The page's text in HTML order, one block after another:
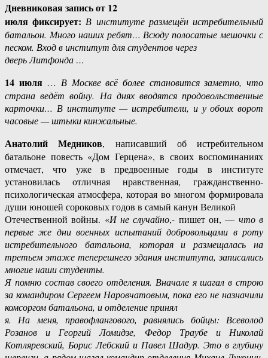
Дневниковая запись от 12
июля фиксирует: В институте размещён истребительный
батальон. Много наших ребят… Всюду полосатые мешочки с
песком. Вход в институт для студентов через
дверь Литфонда …
14 июля… В Москве всё более становится заметно, что
страна ведёт войну. На днях вводятся продовольственные
карточки… В институте — истребители, и у обоих ворот
часовые — штыки кинжальные.
Анатолий Медников, написавший об истребительном
батальоне повесть «Дом Герцена», в своих воспоминаниях
отмечает, что уже в предвоенные годы в институте
установилась отличная нравственная, гражданственно-
психологическая атмосфера, которая во многом формировала
души юношей сороковых годов в самый канун Великой
Отечественной войны. «И не случайно,- пишет он, — что в
первые же дни военных испытаний добровольцами в роту
истребительного батальона, которая и размещалась на
третьем этаже теперешнего здания института, записались
многие наши студенты.
Я помню состав своего отделения. Вначале я шагал в строю
за командиром Сергеем Наровчатовым, пока его не назначили
комсоргом батальона, и отделение принял
я. На меня, правофлангового, равнялись бойцы: Всеволод
Розанов и Георгий Ломидзе, Федор Траубе и Николай
Котляревский, Борис Лебский и Павел Шадур. Это в глубину